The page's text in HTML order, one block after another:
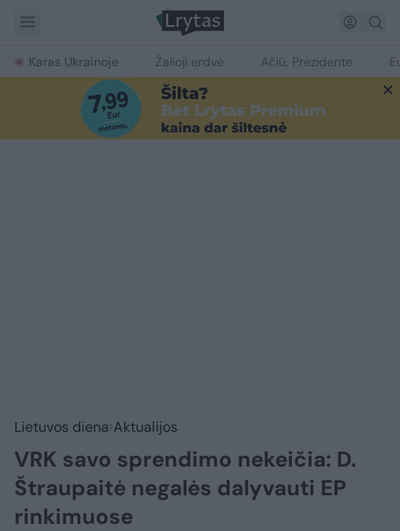
Karas Ukrainoje Žalioji erdvė Ačiū, Prezidente
Lietuvos diena Aktualijos
VRK savo sprendimo nekeičia: D.
Štraupaitė negalės dalyvauti EP
rinkimuose